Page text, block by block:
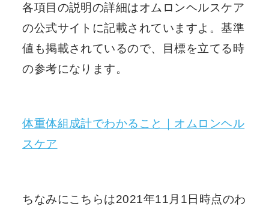
各項目の説明の詳細はオムロンヘルスケア
の公式サイトに記載されていますよ。基準
値も掲載されているので、目標を立てる時
の参考になります。
体重体組成計でわかること｜オムロンヘル
スケア
ちなみにこちらは2021年11月1日時点のわ